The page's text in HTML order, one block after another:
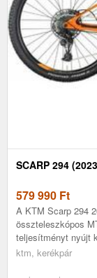
SCARP 294
579 990 Ft
A KTM Scarp 294
összteleszkópos
teljesítményt nyújt
ktm, kerékpár